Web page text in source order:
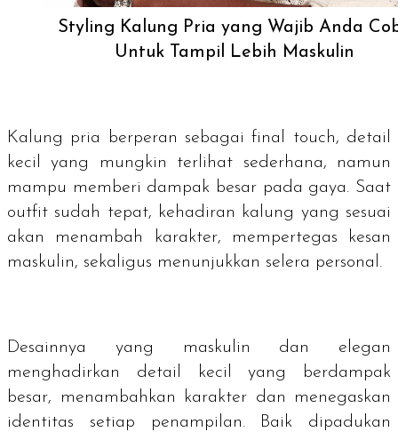
Styling Kalung Pria yang Wajib Anda
Untuk Tampil Lebih Maskulin
Kalung pria berperan sebagaifinal touch, detail
kecil yang mungkin terlihat sederhana, namun
mampu memberi dampak besar pada gaya. Saat
outfit sudah tepat, kehadiran kalung yang sesuai
akan menambah karakter, mempertegas kesan
maskulin, sekaligus menunjukkan selera personal.
Desainnya yang maskulin dan elegan
menghadirkan detail kecil yang berdampak
besar, menambahkan karakter dan menegaskan
identitas setiap penampilan. Baik dipadukan